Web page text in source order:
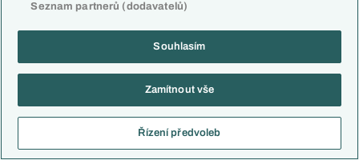
Začalo se dařit když se uzdravili hráči co patří do
základu a jeden Kapitán (Pellegrini) se zranil a ten tým
díky tomu nehraje v 10 lidech
Reagovat
Largo 18.05.2026 09:59
Seznam partnerů (dodavatelů)
Souhlasím
Zamítnout vše
Řízení předvoleb